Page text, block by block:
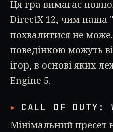
Ця гра вимагає
DirectX 12, чим наша
похвалитися не
поведінкою можуть
ігор, в основі яких
Engine 5.
CALL OF DUTY:
Мінімальний пресет